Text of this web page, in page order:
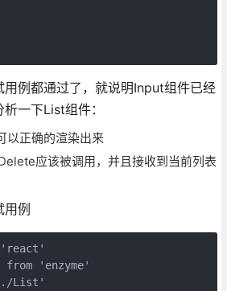
用例都通过了，就说明Input组件已经
一下List组件：
以正确的渲染出来
应该被调用，并且接收到当前列表
用例
'react'
'enzyme'
List'